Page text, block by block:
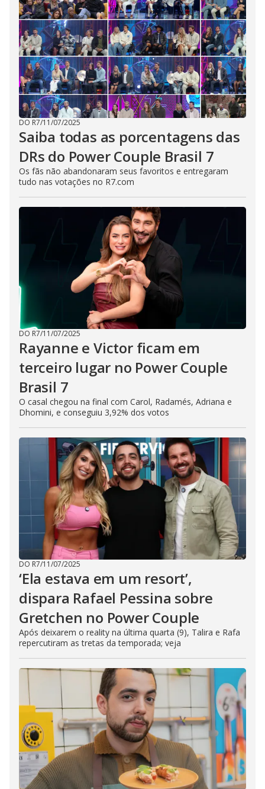
DO R7/11/07/2025
Saiba todas as porcentagens das
DRs do Power Couple Brasil 7
Os fãs não abandonaram seus favoritos e entregaram
tudo nas votações no R7.com
DO R7/11/07/2025
Rayanne e Victor ficam em
terceiro lugar no Power Couple
Brasil 7
O casal chegou na final com Carol, Radamés, Adriana e
Dhomini, e conseguiu 3,92% dos votos
DO R7/11/07/2025
‘Ela estava em um resort’,
dispara Rafael Pessina sobre
Gretchen no Power Couple
Após deixarem o reality na última quarta (9), Talira e Rafa
repercutiram as tretas da temporada; veja